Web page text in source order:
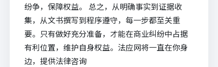
纷争，保障权益。 总之，从明确事实到证据收
集，从文书撰写到程序遵守，每一步都至关重
要。只有做好充分准备，才能在商业纠纷中占据
有利位置，维护自身权益。法应网将一直在你身
边，提供法律咨询